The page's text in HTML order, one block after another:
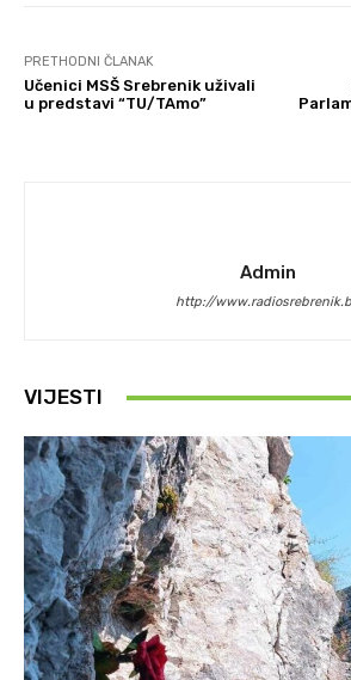
PRETHODNI ČLANAK
Učenici MSŠ Srebrenik uživali
u predstavi “TU/TAmo”
Admin
http://
VIJESTI